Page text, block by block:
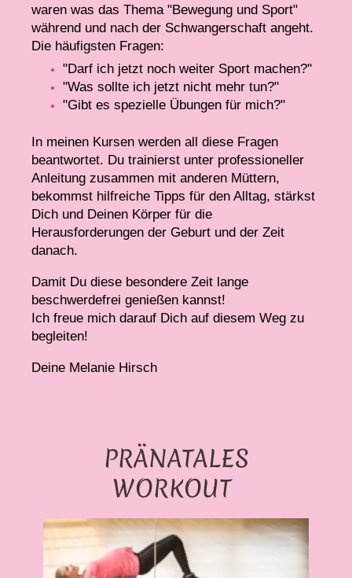
waren was das Thema "Bewegung und Sport"
während und nach der Schwangerschaft angeht.
Die häufigsten Fragen:
"Darf ich jetzt noch weiter Sport machen?"
"Was sollte ich jetzt nicht mehr tun?"
"Gibt es spezielle Übungen für mich?"
In meinen Kursen werden all diese Fragen
beantwortet. Du trainierst unter professioneller
Anleitung zusammen mit anderen Müttern,
bekommst hilfreiche Tipps für den Alltag, stärkst
Dich und Deinen Körper für die
Herausforderungen der Geburt und der Zeit
danach.
Damit Du diese besondere Zeit lange
beschwerdefrei genießen kannst!
Ich freue mich darauf Dich auf diesem Weg zu
begleiten!
Deine Melanie Hirsch
PRÄNATALES
WORKOUT